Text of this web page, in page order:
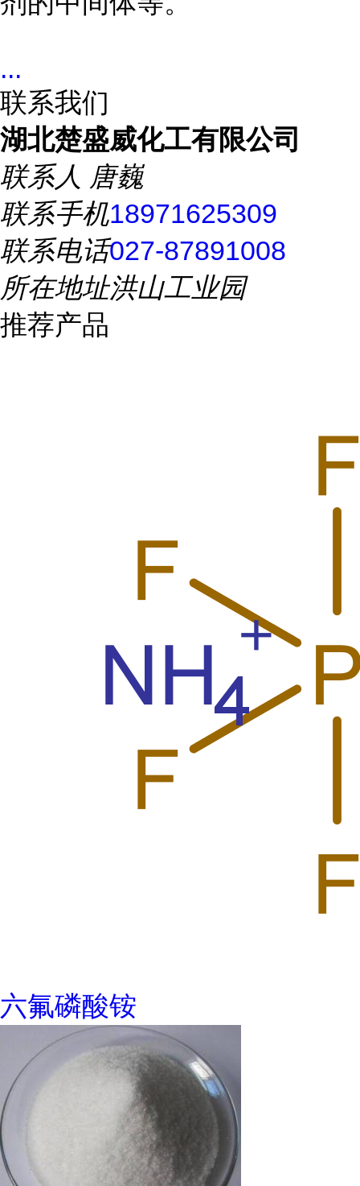
...
联系我们
湖北楚盛威化工有限公司
联系人 唐巍
联系手机18971625309
联系电话027-87891008
所在地址洪山工业园
推荐产品
六氟磷酸铵